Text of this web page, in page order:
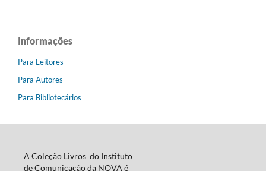
Informações
Para Leitores
Para Autores
Para Bibliotecários
A Coleção Livros do Instituto
de Comunicação da NOVA é